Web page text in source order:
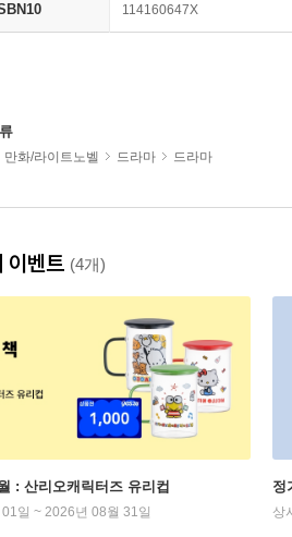
114160647X
만화/라이트노벨 드라마 드라마
이벤트 (4개)
: 산리오캐릭터즈 유리컵
일 ~ 2026년 08월 31일
정
상